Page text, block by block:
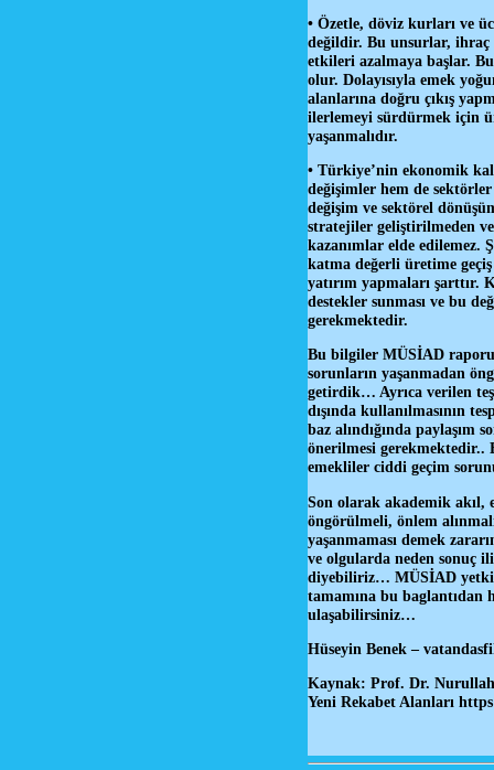
• Özetle, döviz kurları ve
değildir. Bu unsurlar, ihraç
etkileri azalmaya başlar.
olur. Dolayısıyla emek
alanlarına doğru çıkış
ilerlemeyi sürdürmek için
yaşanmalıdır.
• Türkiye’nin ekonomik
değişimler hem de
değişim ve sektörel
stratejiler geliştirilmeden
kazanımlar elde
katma değerli üretime
yatırım yapmaları
destekler sunması ve bu
gerekmektedir.
Bu bilgiler MÜSİAD
sorunların yaşanmadan
getirdik… Ayrıca verilen
dışında kullanılmasının
baz alındığında paylaşım
önerilmesi gerekmektedir..
emekliler ciddi geçim
Son olarak akademik
öngörülmeli, önlem
yaşanmaması demek
ve olgularda neden sonuç
diyebiliriz… MÜSİAD
tamamına bu baglantıdan
ulaşabilirsiniz…
Hüseyin Benek –
Kaynak: Prof. Dr.
Yeni Rekabet Alanları